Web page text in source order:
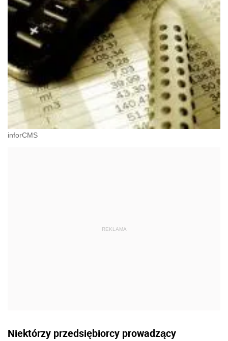
inforCMS
Niektórzy przedsiębiorcy prowadzący